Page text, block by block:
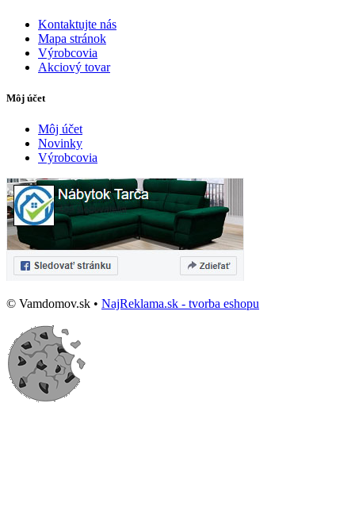
Kontaktujte nás
Mapa stránok
Výrobcovia
Akciový tovar
Môj účet
Môj účet
Novinky
Výrobcovia
© Vamdomov.sk • NajReklama.sk - tvorba eshopu